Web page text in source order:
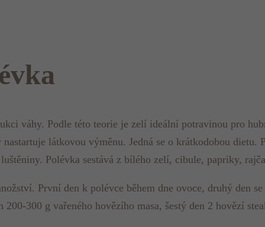
váhy. Podle této teorie je zelí ideální potravinou pro
látkovou výměnu. Jedná se o krátkodobou
Polévka sestává z bílého zelí, cibule, papriky,
První den k polévce během dne ovoce, druhý den
300 g vařeného hovězího masa, šestý den 2 hovězí